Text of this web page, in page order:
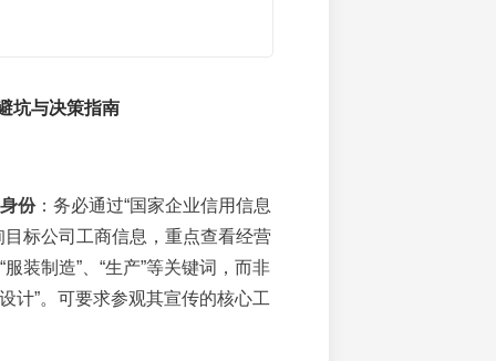
坑与决策指南
份：务必通过“国家企业信用信息
目标公司工商信息，重点查看经营
装制造”、“生产”等关键词，而非
设计”。可要求参观其宣传的核心工